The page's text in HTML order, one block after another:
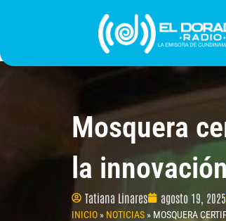
INICIO PROGRAMACIÓN
Mosquera
la
Tatiana Linares agosto 19, 2025
INICIO » NOTICIAS » MOSQUERA